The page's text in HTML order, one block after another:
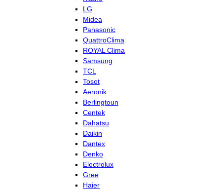
LG
Midea
Panasonic
QuattroClima
ROYAL Clima
Samsung
TCL
Tosot
Aeronik
Berlingtoun
Centek
Dahatsu
Daikin
Dantex
Denko
Electrolux
Gree
Haier